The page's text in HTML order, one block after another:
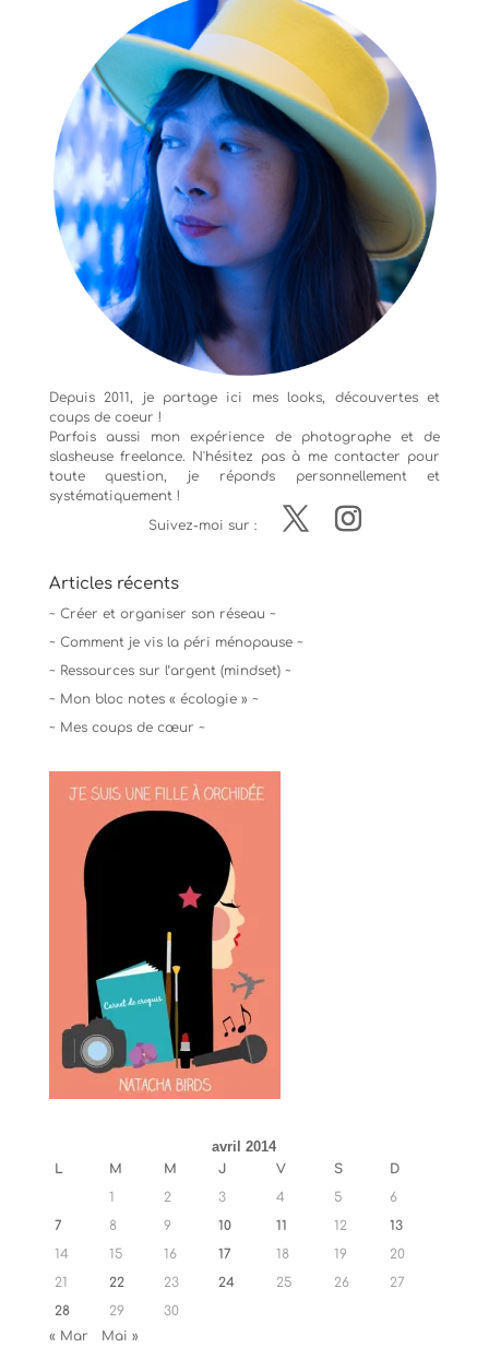
Depuis 2011, je partage ici mes looks, découvertes et
coups de coeur !
Parfois aussi mon expérience de photographeet de
slasheuse freelance. N'hésitez pas à me contacter pour
toute question, je réponds personnellement et
systématiquement !
Suivez-moi sur :
Articles récents
~ Créer et organiser son réseau ~
~ Comment je vis la péri ménopause ~
~ Ressources sur l’argent (mindset) ~
~ Mon bloc notes « écologie » ~
~ Mes coups de cœur ~
avril 2014
L M M J V S
D
1
2 3 4 5
6
7
8 9 10 11 12
13
14
15 16 17 18 19
20
21
22 23 24 25 26
27
28
29
30
« Mar
Mai »